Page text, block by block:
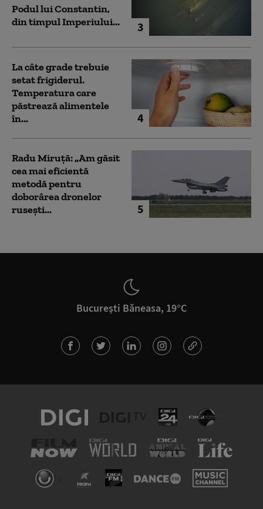
3
Podul lui Constantin,
din timpul Imperiului...
4
La câte grade trebuie
setat frigiderul.
Temperatura care
păstrează alimentele
în...
5
Radu Miruță: „Am găsit
cea mai eficientă
metodă pentru
doborârea dronelor
rusești...
București Băneasa, 19°C